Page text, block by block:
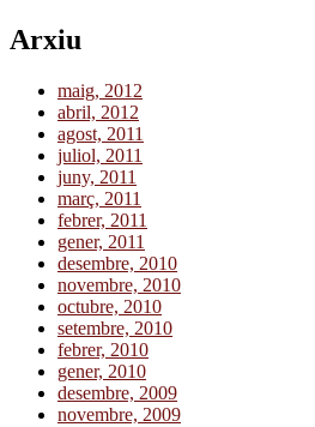
Arxiu
maig, 2012
abril, 2012
agost, 2011
juliol, 2011
juny, 2011
març, 2011
febrer, 2011
gener, 2011
desembre, 2010
novembre, 2010
octubre, 2010
setembre, 2010
febrer, 2010
gener, 2010
desembre, 2009
novembre, 2009